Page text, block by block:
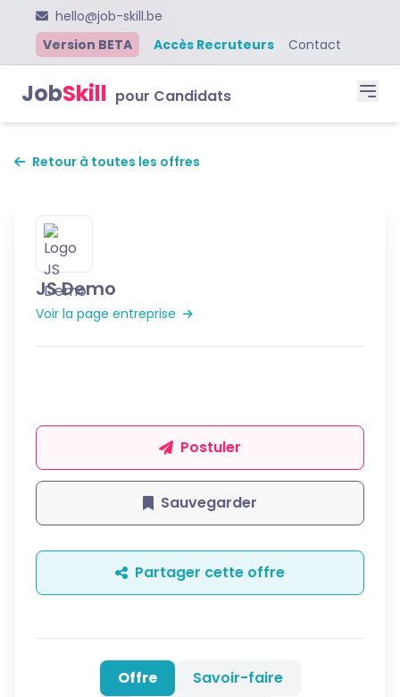
hello@job-skill.be
Version BETA
Accès Recruteurs Contact
JobSkill pour Candidats
Retour à toutes les offres
JS Demo
Voir la page entreprise
Postuler
Sauvegarder
Partager cette offre
Offre
Savoir-faire